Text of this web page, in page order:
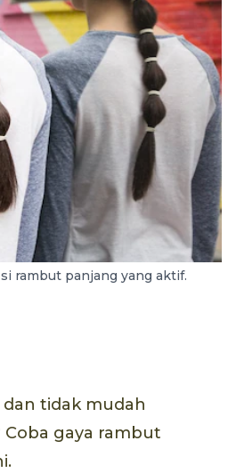
rambut panjang yang aktif.
tidak mudah
gaya rambut